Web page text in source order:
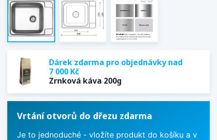
Dárek zdarma pro objednávky nad
7 000 Kč
Zrnková káva 200g
Vrtání otvorů do dřezu zdarma
Je to jednoduché - vložíte produkt do košíku a v